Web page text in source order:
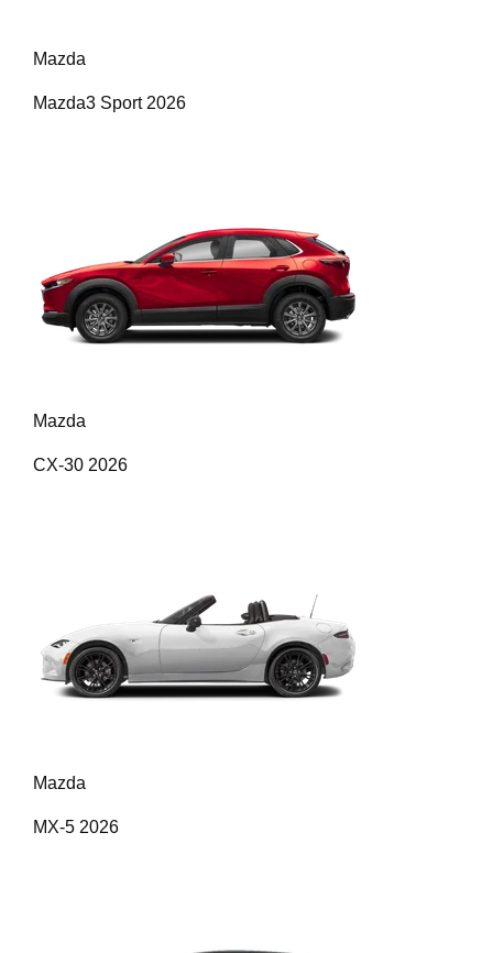
Mazda
Mazda3 Sport 2026
Mazda
CX-30 2026
Mazda
MX-5 2026